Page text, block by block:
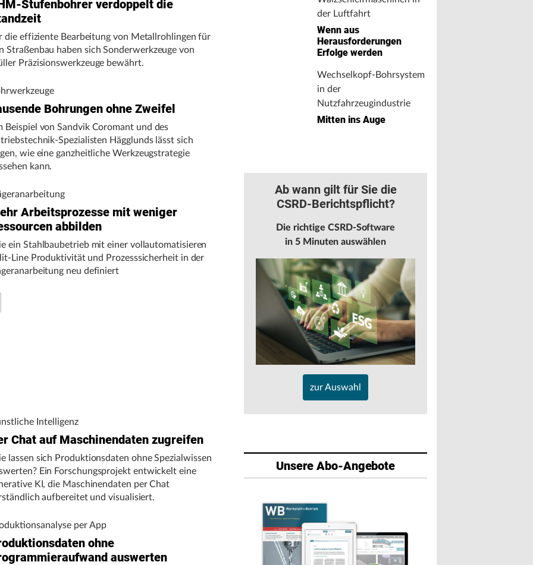
Stufenbohrer verdoppelt die
die effiziente Bearbeitung von Metallrohlingen für
Straßenbau haben sich Sonderwerkzeuge von
Präzisionswerkzeuge bewährt.
Bohrungen ohne Zweifel
Beispiel von Sandvik Coromant und des
Spezialisten Hägglunds lässt sich
wie eine ganzheitliche Werkzeugstrategie
kann.
Arbeitsprozesse mit weniger
abbilden
ein Stahlbaubetrieb mit einer vollautomatisieren
Line Produktivität und Prozesssicherheit in der
neu definiert
Intelligenz
Chat auf Maschinendaten zugreifen
lassen sich Produktionsdaten ohne Spezialwissen
Ein Forschungsprojekt entwickelt eine
KI, die Maschinendaten per Chat
aufbereitet und visualisiert.
per App
ohne
auswerten
der Luftfahrt
Wenn aus
Herausforderungen
Erfolge werden
Wechselkopf-Bohrsystem
in der
Nutzfahrzeugindustrie
Mitten ins Auge
Ab wann gilt für Sie die
CSRD-Berichtspflicht?
Die richtige CSRD-Software
in 5 Minuten auswählen
zur Auswahl
Unsere Abo-Angebote